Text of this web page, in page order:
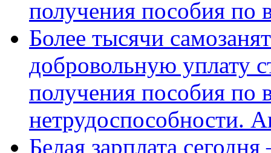
получения пособия по
Более тысячи
добровольную уплату
получения пособия по
нетрудоспособности.
Белая зарплата